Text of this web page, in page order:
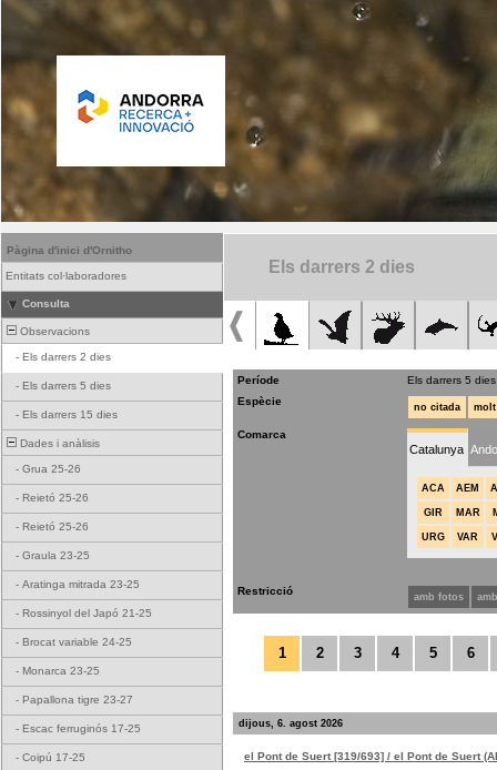
Pàgina d'inici d'Ornitho
Entitats col·laboradores
Consulta
Observacions
- Els darrers 2 dies
- Els darrers 5 dies
- Els darrers 15 dies
Dades i anàlisis
- Grua 25-26
- Reietó 25-26
- Reietó 25-26
- Graula 23-25
- Aratinga mitrada 23-25
- Rossinyol del Japó 21-25
- Brocat variable 24-25
- Monarca 23-25
- Papallona tigre 23-27
- Escac ferruginós 17-25
- Coipú 17-25
Els darrers 2 dies
Període
Els darrers 5 dies
Espècie
no citada
Comarca
Catalunya
ACA AEM
GIR MAR
URG VAR
Restricció amb fotos
1 2 3 4 5 6
dijous, 6. agost 2026
el Pont de Suert [319/693] / el Pont de Suert